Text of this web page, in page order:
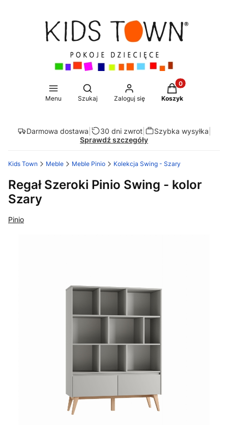
Menu
Otwórz wyszukiwarkę
Szukaj Zaloguj się
Produkty w
Koszyk
Darmowa dostawa 30 dni zwrot| Szybka wysyłka
Sprawdź szczegóły
Kids Town Meble Meble Pinio Kolekcja Swing - Szary
Regał Szeroki Pinio Swing - kolor
Szary
Pinio